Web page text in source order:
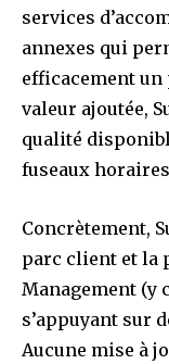
services
annexes qui
efficacement un
valeur ajoutée,
qualité
fuseaux
Concrètement,
parc client et la
Management (y
s’appuyant sur
Aucune mise à